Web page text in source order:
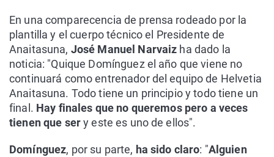
En una comparecencia de prensa rodeado por la
plantilla y el cuerpo técnico el Presidente de
Anaitasuna, José Manuel Narvaiz ha dado la
noticia: "Quique Domínguez el año que viene no
continuará como entrenador del equipo de Helvetia
Anaitasuna. Todo tiene un principio y todo tiene un
final. Hay finales que no queremos pero a veces
tienen que sery este es uno de ellos".
Domínguez, por su parte, ha sido claro: "Alguien